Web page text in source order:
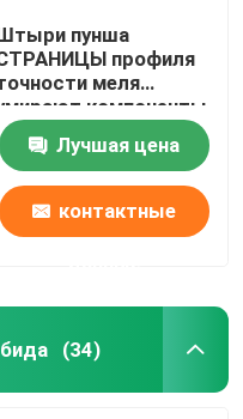
пунша
профиля
меля
компоненты
для штемпелевать
работуЛучшая цена
контактные
(34)